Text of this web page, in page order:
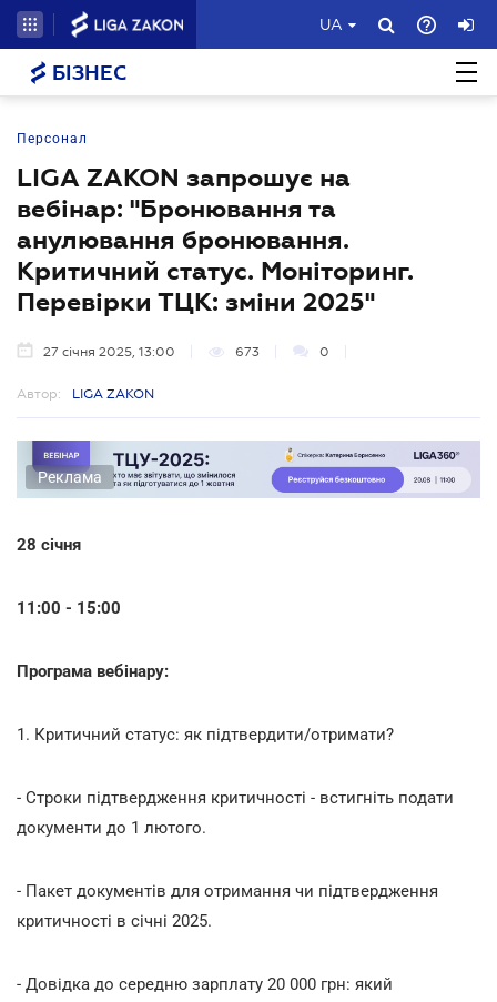
UA
БІЗНЕС
Персонал
LIGA ZAKON запрошує на
вебінар: "Бронювання та
анулювання бронювання.
Критичний статус. Моніторинг.
Перевірки ТЦК: зміни 2025"
27 січня 2025, 13:00 673 0
Автор: LIGA ZAKON
Реклама
28 січня
11:00 - 15:00
Програма вебінару:
1. Критичний статус: як підтвердити/отримати?
- Строки підтвердження критичності - встигніть подати
документи до 1 лютого.
- Пакет документів для отримання чи підтвердження
критичності в січні 2025.
- Довідка до середню зарплату 20 000 грн: який